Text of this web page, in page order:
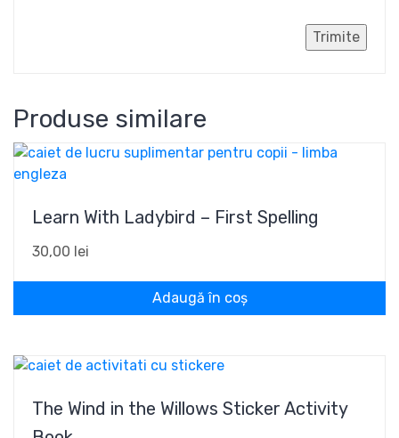
Produse similare
Learn With Ladybird – First Spelling
30,00 lei
Adaugă în coș
The Wind in the Willows Sticker Activity